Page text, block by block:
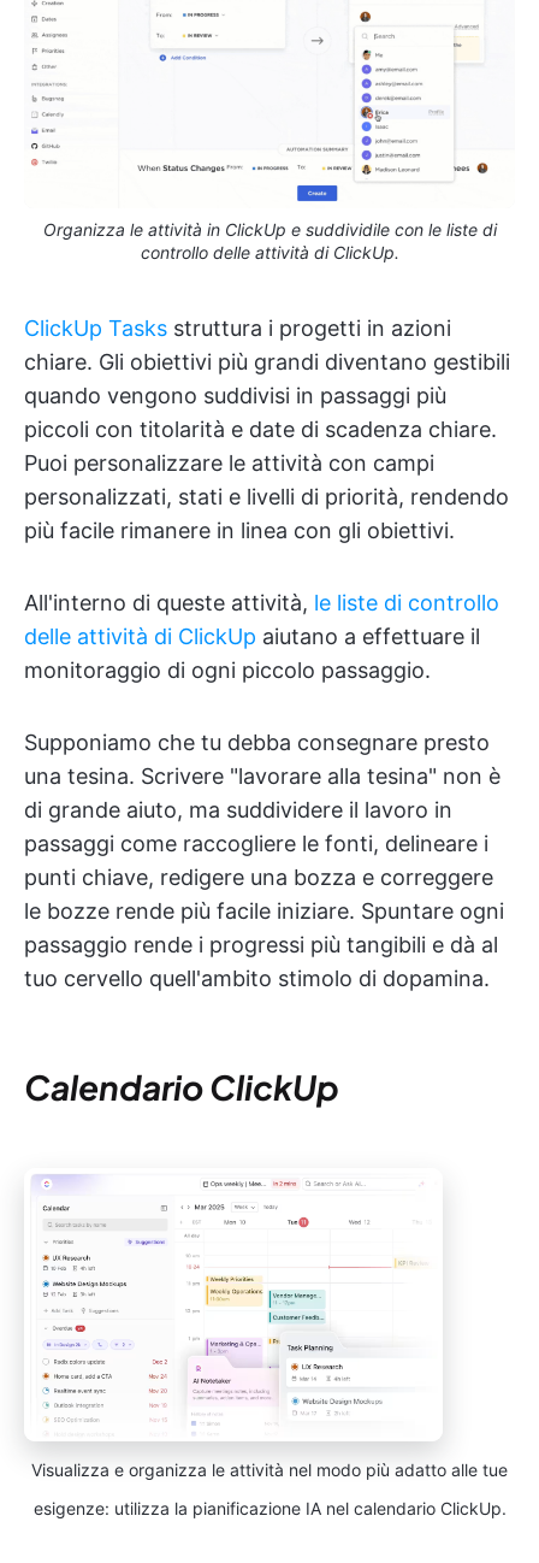
Organizza le attività in ClickUp e suddividile con le liste di
controllo delle attività di ClickUp.
ClickUp Tasks struttura i progetti in azioni
chiare. Gli obiettivi più grandi diventano gestibili
quando vengono suddivisi in passaggi più
piccoli con titolarità e date di scadenza chiare.
Puoi personalizzare le attività con campi
personalizzati, stati e livelli di priorità, rendendo
più facile rimanere in linea con gli obiettivi.
All'interno di queste attività, le liste di controllo
delle attività di ClickUp aiutano a effettuare il
monitoraggio di ogni piccolo passaggio.
Supponiamo che tu debba consegnare presto
una tesina. Scrivere "lavorare alla tesina" non è
di grande aiuto, ma suddividere il lavoro in
passaggi come raccogliere le fonti, delineare i
punti chiave, redigere una bozza e correggere
le bozze rende più facile iniziare. Spuntare ogni
passaggio rende i progressi più tangibili e dà al
tuo cervello quell'ambito stimolo di dopamina.
Calendario ClickUp
Visualizza e organizza le attività nel modo più adatto alle tue
esigenze: utilizza la pianificazione IA nel calendario ClickUp.